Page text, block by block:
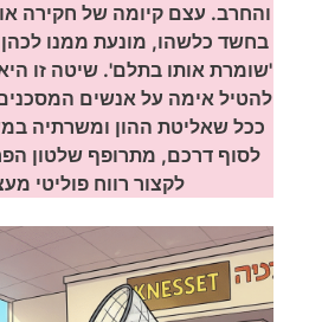
והחרב. עצם קיומה של חקירה
בחשד כלשהו, מונעת ממנו
'שומרת אותו בתלם'. שיטה זו
להטיל אימה על אנשים
ככל שאליטת ההון ומשרתיה
לסוף דרכם, מתרופף שלטון
לקצור רווח פוליטי